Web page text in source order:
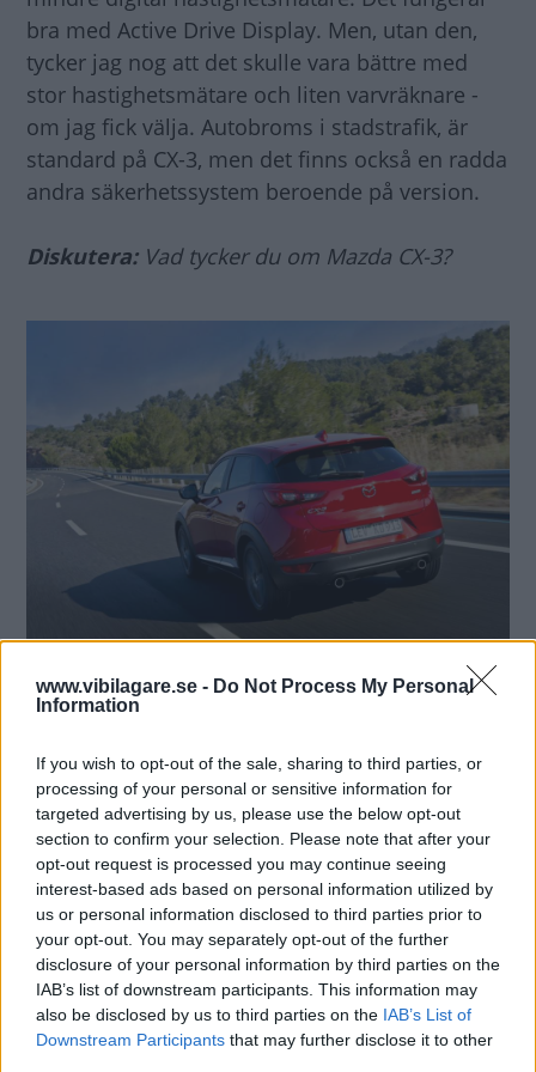
www.vibilagare.se - Do Not Process My Personal
Information
If you wish to opt-out of the sale, sharing to third parties, or
processing of your personal or sensitive information for
targeted advertising by us, please use the below opt-out
section to confirm your selection. Please note that after your
opt-out request is processed you may continue seeing
interest-based ads based on personal information utilized by
us or personal information disclosed to third parties prior to
your opt-out. You may separately opt-out of the further
disclosure of your personal information by third parties on the
IAB’s list of downstream participants. This information may
also be disclosed by us to third parties on the IAB’s List of
Downstream Participants that may further disclose it to other
bra med Active Drive Display. Men, utan den,
tycker jag nog att det skulle vara bättre med
stor hastighetsmätare och liten varvräknare -
om jag fick välja. Autobroms i stadstrafik, är
standard på CX-3, men det finns också en radda
andra säkerhetssystem beroende på version.
Diskutera:Vad tycker du om Mazda CX-3?